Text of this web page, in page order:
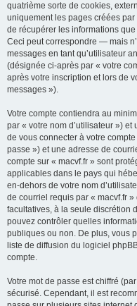
quatrième sorte de cookies,
uniquement les pages créées
de récupérer les informations
Ceci peut correspondre — mais
messages en tant qu’utilisateur
(désignée ci-après par « votre
après votre inscription et lors de
messages »).
Votre compte contiendra au
par « votre nom d’utilisateur »)
de vous connecter à votre
passe ») et une adresse de
compte sur « macvf.fr » sont
applicables dans le pays qui
en-dehors de votre nom
de courriel requis par « macvf.fr
facultatives, à la seule discrétion
pouvez contrôler quelles
publiques ou non. De plus, vous
liste de diffusion du logiciel
compte.
Votre mot de passe est chiffré
sécurisé. Cependant, il est